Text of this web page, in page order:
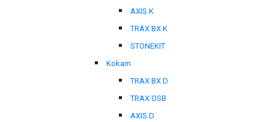
AXIS K
TRAX BX K
STONEKIT
Kokam
TRAX BX D
TRAX OSB
AXIS D